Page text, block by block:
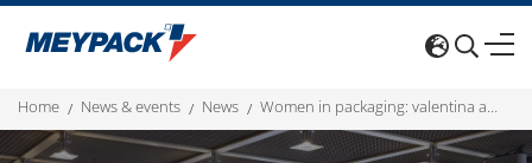
home news & events news women in packaging: valentina aureli an vorderster front bei dem highlight der interpack 2023